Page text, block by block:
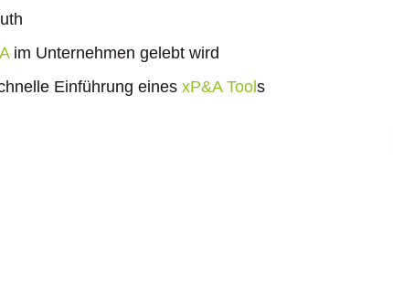
im Unternehmen gelebt wird
Einführung eines xP&A Tools